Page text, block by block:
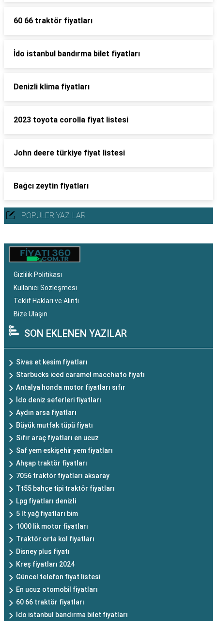
60 66 traktör fiyatları
İdo istanbul bandırma bilet fiyatları
Denizli klima fiyatları
2023 toyota corolla fiyat listesi
John deere türkiye fiyat listesi
Bağcı zeytin fiyatları
POPÜLER YAZILAR
Gizlilik Politikası
Kullanıcı Sözleşmesi
Teklif Hakları ve Alıntı
Bize Ulaşın
SON EKLENEN YAZILAR
Sivas et kesim fiyatları
Starbucks iced caramel macchiato fiyatı
Antalya honda motor fiyatları sıfır
İdo deniz seferleri fiyatları
Aydın arsa fiyatları
Büyük mutfak tüpü fiyatı
Sıfır araç fiyatları en ucuz
Saf yem eskişehir yem fiyatları
Ahşap traktör fiyatları
7056 traktör fiyatları aksaray
Tt55 bahçe tipi traktör fiyatları
Lpg fiyatları denizli
5 lt yağ fiyatları bim
1000 lik motor fiyatları
Traktör orta kol fiyatları
Disney plus fiyatı
Kreş fiyatları 2024
Güncel telefon fiyat listesi
En ucuz otomobil fiyatları
60 66 traktör fiyatları
İdo istanbul bandırma bilet fiyatları